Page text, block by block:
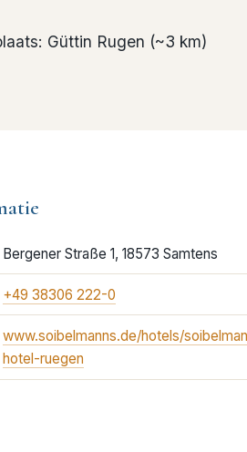
: Güttin Rugen (~3 km)
Bergener Straße 1, 18573 Samtens
+49 38306 222-0
www.soibelmanns.de/hotels/
hotel-ruegen